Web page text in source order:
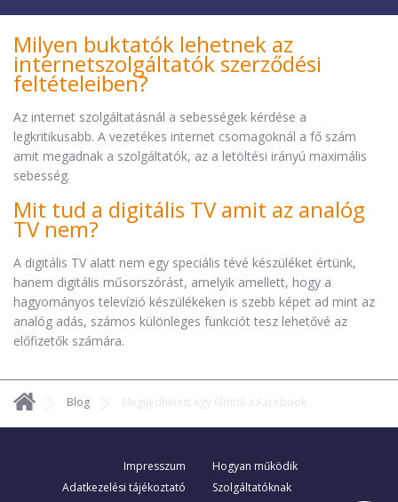
Milyen buktatók lehetnek az
internetszolgáltatók szerződési
feltételeiben?
Az internet szolgáltatásnál a sebességek kérdése a
legkritikusabb. A vezetékes internet csomagoknál a fő szám
amit megadnak a szolgáltatók, az a letöltési irányú maximális
sebesség.
Mit tud a digitális TV amit az analóg
TV nem?
A digitális TV alatt nem egy speciális tévé készüléket értünk,
hanem digitális műsorszórást, amelyik amellett, hogy a
hagyományos televízió készülékeken is szebb képet ad mint az
analóg adás, számos különleges funkciót tesz lehetővé az
előfizetők számára.
Blog Megijedhetett egy filmtől a Facebook
Impresszum
Adatkezelési tájékoztató
Hogyan működik
Szolgáltatóknak